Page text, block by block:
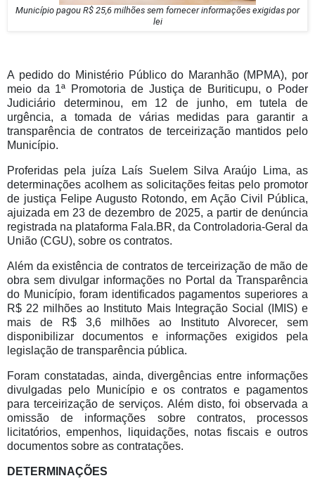
Município pagou R$ 25,6 milhões sem fornecer informações exigidas por
lei
A pedido do Ministério Público do Maranhão (MPMA), por
meio da 1ª Promotoria de Justiça de Buriticupu, o Poder
Judiciário determinou, em 12 de junho, em tutela de
urgência, a tomada de várias medidas para garantir a
transparência de contratos de terceirização mantidos pelo
Município.
Proferidas pela juíza Laís Suelem Silva Araújo Lima, as
determinações acolhem as solicitações feitas pelo promotor
de justiça Felipe Augusto Rotondo, em Ação Civil Pública,
ajuizada em 23 de dezembro de 2025, a partir de denúncia
registrada na plataforma Fala.BR, da Controladoria-Geral da
União (CGU), sobre os contratos.
Além da existência de contratos de terceirização de mão de
obra sem divulgar informações no Portal da Transparência
do Município, foram identificados pagamentos superiores a
R$ 22 milhões ao Instituto Mais Integração Social (IMIS) e
mais de R$ 3,6 milhões ao Instituto Alvorecer, sem
disponibilizar documentos e informações exigidos pela
legislação de transparência pública.
Foram constatadas, ainda, divergências entre informações
divulgadas pelo Município e os contratos e pagamentos
para terceirização de serviços. Além disto, foi observada a
omissão de informações sobre contratos, processos
licitatórios, empenhos, liquidações, notas fiscais e outros
documentos sobre as contratações.
DETERMINAÇÕES